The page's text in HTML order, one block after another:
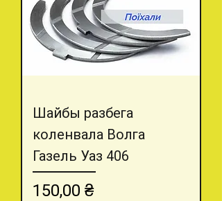
Шайбы разбега
коленвала Волга
Газель Уаз 406
Ціна
150,00 ₴